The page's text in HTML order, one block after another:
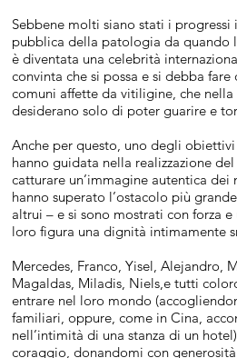
Sebbene molti siano stati i
pubblica della patologia da quando
è diventata una celebrità
convinta che si possa e si debba
comuni affette da vitiligine, che
desiderano solo di poter guarire e
Anche per questo, uno degli
hanno guidata nella realizzazione
catturare un’immagine autentica
hanno superato l’ostacolo più
altrui – e si sono mostrati con forza
loro figura una dignità intimamente
Mercedes, Franco, Yisel, Alejandro,
Magaldas, Miladis, Niels,e tutti
entrare nel loro mondo
familiari, oppure, come in Cina,
nell’intimità di una stanza di un
coraggio, donandomi con